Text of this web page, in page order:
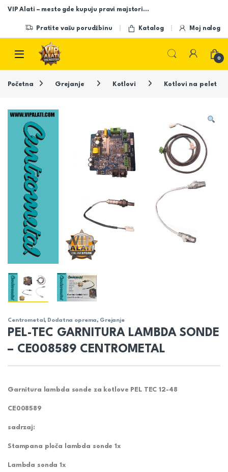
Skip to navigation
Skip to content
VIP Alati – mesto gde kupuju pravi majstori…
Pratite vašu porudžbinu Katalog Moj nalog
Open
0
Početna Grejanje Kotlovi Kotlovi na pelet
Centrometal , Dodatna oprema, Grejanje
PEL-TEC GARNITURA LAMBDA SONDE
– CE008589 CENTROMETAL
Garnitura lambda sonde za kotlove PEL TEC 12-48
CE008589
sadrzaj:
Stampana ploča lambda sonde 1x
Lambda sonda 1x